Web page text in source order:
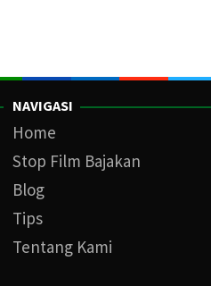
NAVIGASI
Home
Stop Film Bajakan
Blog
Tips
Tentang Kami